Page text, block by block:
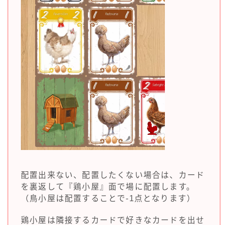
配置出来ない、配置したくない場合は、カード
を裏返して『鶏小屋』面で場に配置します。
（鳥小屋は配置することで-1点となります）
鶏小屋は隣接するカードで好きなカードを出せ